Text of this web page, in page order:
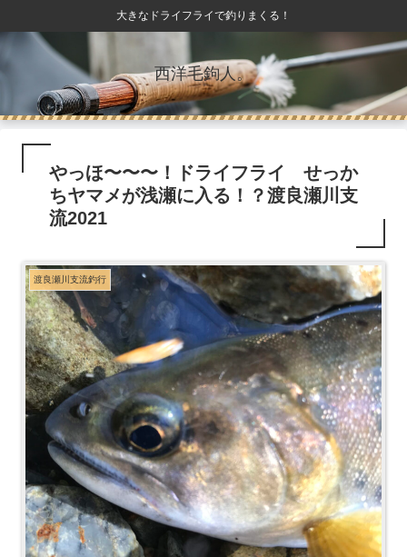
大きなドライフライで釣りまくる！
西洋毛鉤人。
やっほ〜〜〜！ドライフライ せっか
ちヤマメが浅瀬に入る！？渡良瀬川支
流2021
渡良瀬川支流釣行